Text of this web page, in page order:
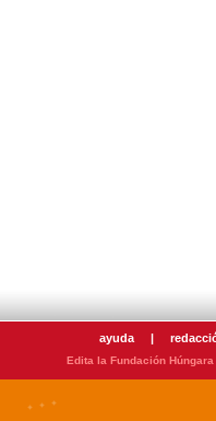
ayuda |
Edita la Fundación